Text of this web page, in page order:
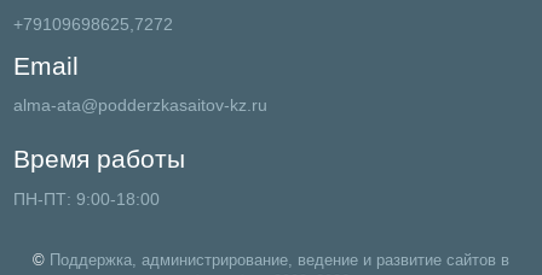
+79109698625,7272
Email
alma-ata@podderzkasaitov-kz.ru
Время работы
ПН-ПТ: 9:00-18:00
©
Поддержка, администрирование, ведение и развитие сайтов в